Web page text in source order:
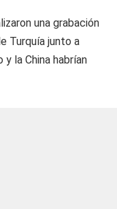
una grabación
Turquía junto a
y la China habrían